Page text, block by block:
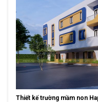
Thiết kế trường mầm non